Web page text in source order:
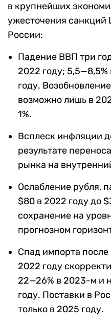
в крупнейших
ужесточения санкций
России:
Падение ВВП три
2022 году;
году.
возможно лишь в
1%.
Всплеск инфляции
результате
рынка на
Ослабление рубля,
$80 в 2022 году до
сохранение на
прогнозном
Спад импорта после
2022 году
22—26% в 2023-м и
году. Поставки в
только в 2025 году.